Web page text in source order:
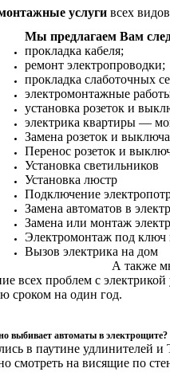
услуги всех
Мы предлагаем Вам
прокладка кабеля;
ремонт электропроводки;
прокладка слаботочных
электромонтажные
установка розеток и
электрика квартиры —
Замена розеток и
Перенос розеток и
Установка светильников
Установка люстр
Подключение
Замена автоматов в
Замена или монтаж
Электромонтаж под ключ
Вызов электрика на дом
А также
всех проблем с
сроком на один год.
выбивает автоматы в электрощите?
в паутине удлинителей и
смотреть на висящие по